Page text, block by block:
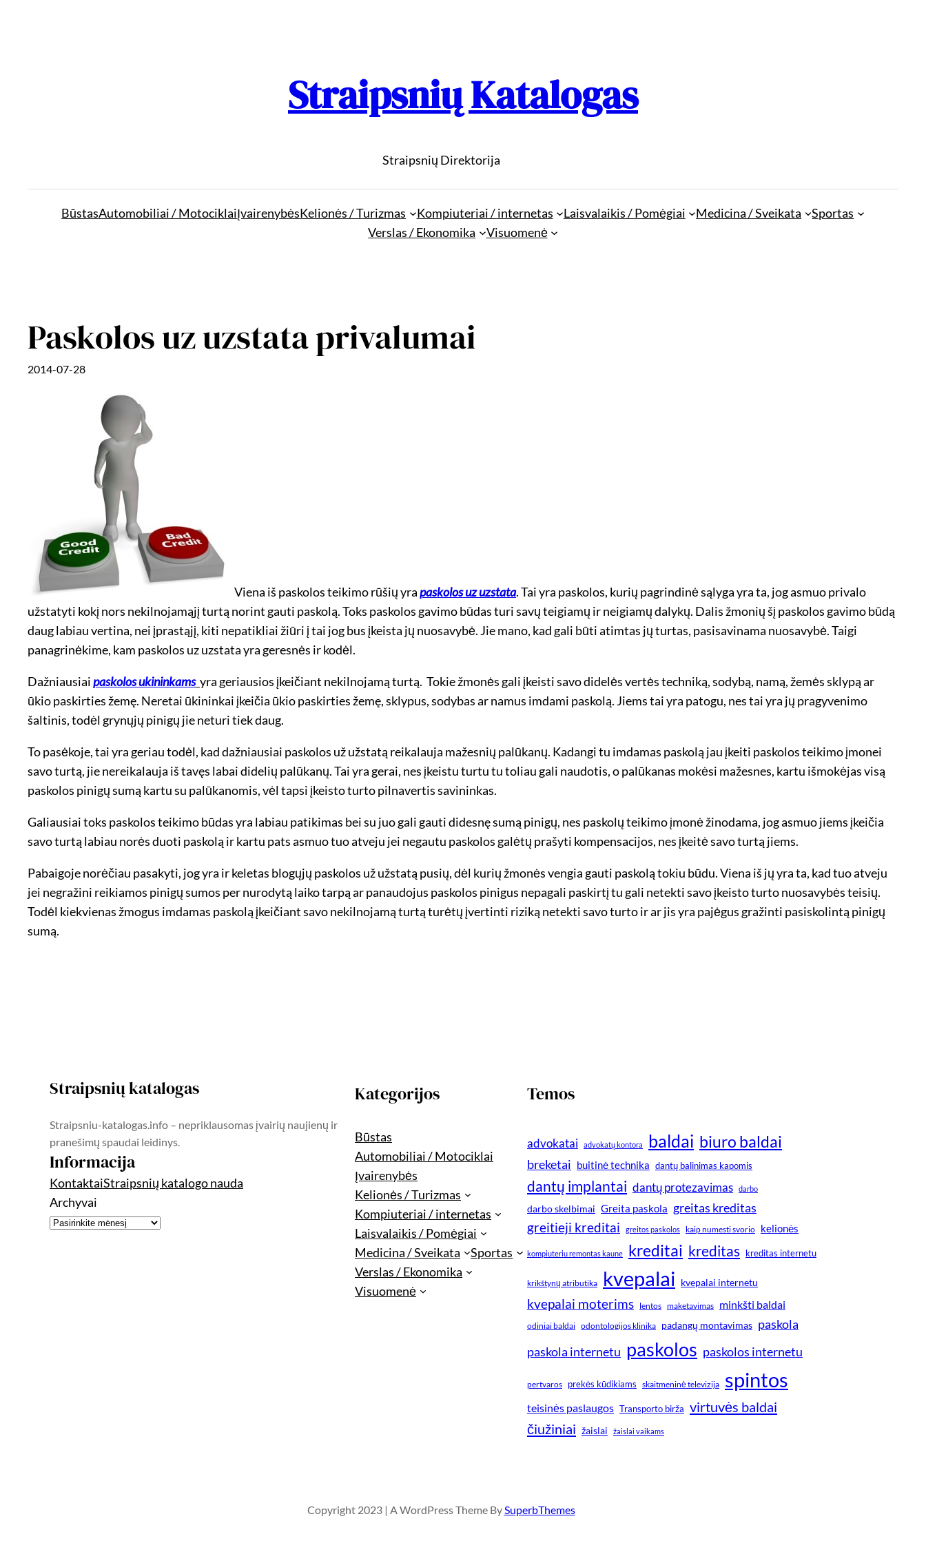
Straipsnių Katalogas
Straipsnių Direktorija
BūstasAutomobiliai / MotociklaiĮvairenybėsKelionės / Turizmas Kompiuteriai / internetas Laisvalaikis / Pomėgiai Medicina / Sveikata
Sportas
Verslas / Ekonomika
Visuomenė
Paskolos uz uzstata privalumai
2014-07-28
Viena iš paskolos teikimo rūšių yrapaskolos uz uzstata. Tai yra paskolos, kurių pagrindinė sąlyga yra ta, jog asmuo privalo
užstatyti kokį nors nekilnojamąjį turtą norint gauti paskolą. Toks paskolos gavimo būdas turi savų teigiamų ir neigiamų dalykų. Dalis žmonių šį paskolos gavimo būdą
daug labiau vertina, nei įprastąjį, kiti nepatikliai žiūri į tai jog bus įkeista jų nuosavybė. Jie mano, kad gali būti atimtas jų turtas, pasisavinama nuosavybė. Taigi
panagrinėkime, kam paskolos uz uzstata yra geresnės ir kodėl.
Dažniausiaipaskolos ukininkams yra geriausios įkeičiant nekilnojamą turtą. Tokie žmonės gali įkeisti savo didelės vertės techniką, sodybą, namą, žemės sklypą ar
ūkio paskirties žemę. Neretai ūkininkai įkeičia ūkio paskirties žemę, sklypus, sodybas ar namus imdami paskolą. Jiems tai yra patogu, nes tai yra jų pragyvenimo
šaltinis, todėl grynųjų pinigų jie neturi tiek daug.
To pasėkoje, tai yra geriau todėl, kad dažniausiai paskolos už užstatą reikalauja mažesnių palūkanų. Kadangi tu imdamas paskolą jau įkeiti paskolos teikimo įmonei
savo turtą, jie nereikalauja iš tavęs labai didelių palūkanų. Tai yra gerai, nes įkeistu turtu tu toliau gali naudotis, o palūkanas mokėsi mažesnes, kartu išmokėjas visą
paskolos pinigų sumą kartu su palūkanomis, vėl tapsi įkeisto turto pilnavertis savininkas.
Galiausiai toks paskolos teikimo būdas yra labiau patikimas bei su juo gali gauti didesnę sumą pinigų, nes paskolų teikimo įmonė žinodama, jog asmuo jiems įkeičia
savo turtą labiau norės duoti paskolą ir kartu pats asmuo tuo atveju jei negautu paskolos galėtų prašyti kompensacijos, nes įkeitė savo turtą jiems.
Pabaigoje norėčiau pasakyti, jog yra ir keletas blogųjų paskolos už užstatą pusių, dėl kurių žmonės vengia gauti paskolą tokiu būdu. Viena iš jų yra ta, kad tuo atveju
jei negražini reikiamos pinigų sumos per nurodytą laiko tarpą ar panaudojus paskolos pinigus nepagali paskirtį tu gali netekti savo įkeisto turto nuosavybės teisių.
Todėl kiekvienas žmogus imdamas paskolą įkeičiant savo nekilnojamą turtą turėtų įvertinti riziką netekti savo turto ir ar jis yra pajėgus gražinti pasiskolintą pinigų
sumą.
Straipsnių katalogas
Straipsniu-katalogas.info – nepriklausomas įvairių naujienų ir
pranešimų spaudai leidinys.
Informacija
KontaktaiStraipsnių katalogo nauda
Archyvai
Kategorijos
Būstas
Automobiliai / Motociklai
Įvairenybės
Kelionės / Turizmas
Kompiuteriai / internetas
Laisvalaikis / Pomėgiai
Medicina / Sveikata
Sportas
Verslas / Ekonomika
Visuomenė
Temos
advokatai advokatų kontora baldai biuro baldai
breketai buitinė technika dantų balinimas kapomis
dantų implantai dantų protezavimas darbo
darbo skelbimai Greita paskola greitas kreditas
greitieji kreditai greitos paskolos kaip numesti svorio kelionės
kompiuteriu remontas kaune kreditai kreditas kreditas internetu
krikštynų atributika kvepalai kvepalai internetu
kvepalai moterims lentos maketavimas minkšti baldai
odiniai baldai odontologijos klinika padangų montavimas paskola
paskola internetu paskolos paskolos internetu
pertvaros prekės kūdikiams skaitmeninė televizija spintos
teisinės paslaugos Transporto birža virtuvės baldai
čiužiniai žaislai žaislai vaikams
Copyright 2023 | A WordPress Theme By SuperbThemes